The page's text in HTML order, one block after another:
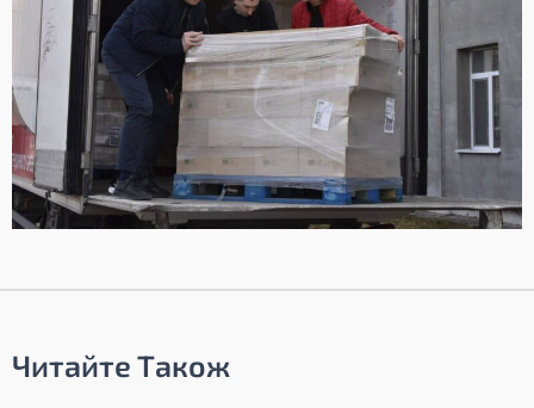
Читайте Також